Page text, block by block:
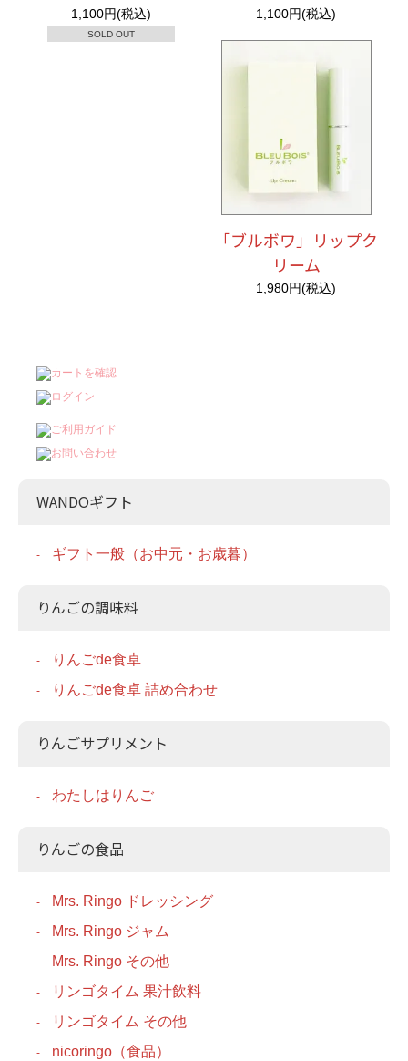
1,100円(税込)
SOLD OUT
1,100円(税込)
「ブルボワ」リップク
リーム
1,980円(税込)
WANDOギフト
ギフト一般（お中元・お歳暮）
りんごの調味料
りんごde食卓
りんごde食卓 詰め合わせ
りんごサプリメント
わたしはりんご
りんごの食品
Mrs. Ringo ドレッシング
Mrs. Ringo ジャム
Mrs. Ringo その他
リンゴタイム 果汁飲料
リンゴタイム その他
nicoringo（食品）